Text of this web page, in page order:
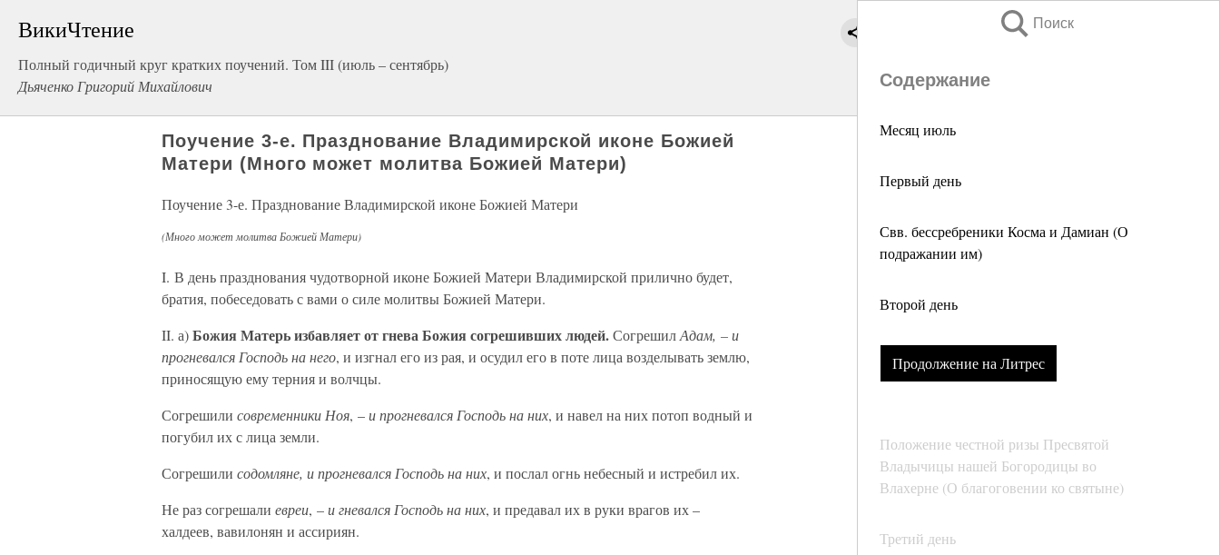
ВикиЧтение
Полный годичный круг кратких поучений. Том III (июль – сентябрь)
Дьяченко Григорий Михайлович
Поиск
Содержание
Месяц июль
Первый день
Свв. бессребреники Косма и Дамиан (О
подражании им)
Второй день
Продолжение на Литрес
Положение честной ризы Пресвятой
Владычицы нашей Богородицы во
Влахерне (О благоговении ко святыне)
Третий день
Поучение 3-е. Празднование Владимирской иконе Божией
Матери (Много может молитва Божией Матери)
Поучение 3-е. Празднование Владимирской иконе Божией Матери
(Много может молитва Божией Матери)
I. В день празднования чудотворной иконе Божией Матери Владимирской прилично будет,
братия, побеседовать с вами о силе молитвы Божией Матери.
II. а)Божия Матерь избавляет от гнева Божия согрешивших людей.СогрешилАдам, – и
прогневался Господь на него, и изгнал его из рая, и осудил его в поте лица возделывать землю,
приносящую ему терния и волчцы.
Согрешили современники Ноя, –и прогневался Господь на них, и навел на них потоп водный и
погубил их с лица земли.
Согрешили содомляне, и прогневался Господь на них, и послал огнь небесный и истребил их.
Не раз согрешали евреи, –и гневался Господь на них, и предавал их в руки врагов их –
халдеев, вавилонян и ассириян.